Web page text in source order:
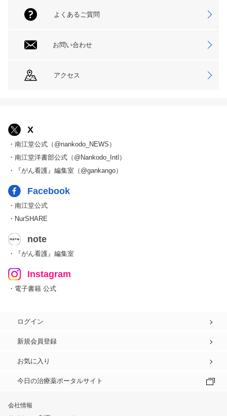
よくあるご質問
お問い合わせ
アクセス
X
・南江堂公式（@nankodo_NEWS）
・南江堂洋書部公式（@Nankodo_Intl）
・『がん看護』編集室（@gankango）
Facebook
・南江堂公式
・NurSHARE
note
・『がん看護』編集室
Instagram
・電子書籍 公式
ログイン
新規会員登録
お気に入り
今日の治療薬ポータルサイト
会社情報